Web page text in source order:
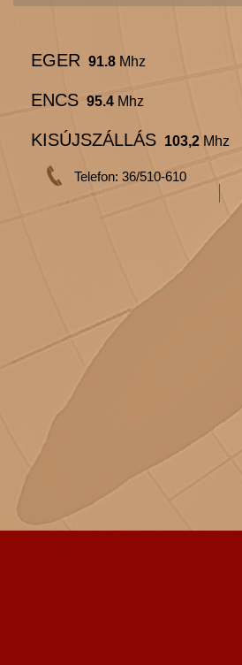
EGER 91.8 Mhz
ENCS 95.4 Mhz
KISÚJSZÁLLÁS 103,2 Mhz
Telefon: 36/510-610